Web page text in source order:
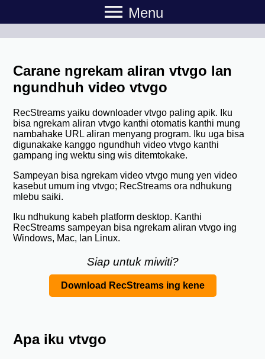
menu Menu
Carane ngrekam aliran vtvgo lan
ngundhuh video vtvgo
RecStreams yaiku downloader vtvgo paling apik. Iku
bisa ngrekam aliran vtvgo kanthi otomatis kanthi mung
nambahake URL aliran menyang program. Iku uga bisa
digunakake kanggo ngundhuh video vtvgo kanthi
gampang ing wektu sing wis ditemtokake.
Sampeyan bisa ngrekam video vtvgo mung yen video
kasebut umum ing vtvgo; RecStreams ora ndhukung
mlebu saiki.
Iku ndhukung kabeh platform desktop. Kanthi
RecStreams sampeyan bisa ngrekam aliran vtvgo ing
Windows, Mac, lan Linux.
Siap untuk miwiti?
Download RecStreams ing kene
Apa iku vtvgo